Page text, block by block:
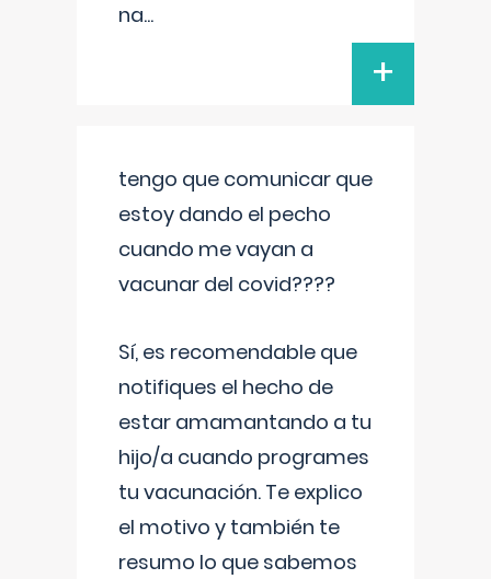
na...
+
tengo que comunicar que
estoy dando el pecho
cuando me vayan a
vacunar del covid????
Sí, es recomendable que
notifiques el hecho de
estar amamantando a tu
hijo/a cuando programes
tu vacunación. Te explico
el motivo y también te
resumo lo que sabemos